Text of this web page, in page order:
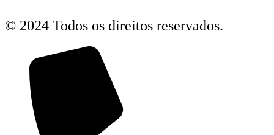
© 2024 Todos os direitos reservados.